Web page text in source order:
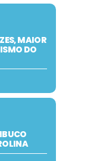
MAIOR
DO